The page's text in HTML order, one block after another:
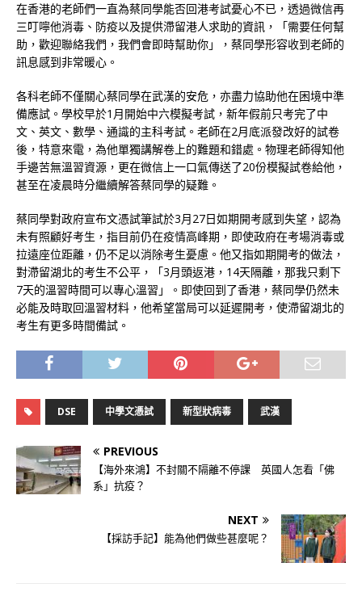
在香港的老師們一直為蔡同學能否回港考試憂心不已，透過微信再
三叮嚀他消毒、防疫以及提供滯留港人求助的資訊，「需要任何幫
助，歡迎聯絡我們，我們會即時幫助你」，蔡同學形容收到老師的
訊息感到非常暖心。
各科老師不僅關心蔡同學在武漢的安危，亦盡力協助他在困境中準
備應試。學校早於1月開始中六模擬考試，新年假前只考完了中
文、英文、數學、通識的主科考試。老師在2月底派發改好的試卷
後，特意來電，為他單獨講解卷上的難題和錯處。物理老師得知他
手邊苦無溫習資源，更在微信上一口氣傳送了20份模擬試卷給他，
甚至在凌晨時分繼續解答蔡同學的疑難。
蔡同學對政府宣布文憑試筆試於3月27日如期開考感到失望，認為
未有照顧好考生，指目前仍在疫情高峰期，即使政府在考場消毒或
拉遠座位距離，仍不足以消除考生憂慮。他又指如期開考的做法，
對滯留湖北的考生不公平，「3月頭返港，14天隔離，那我只剩下
7天的溫習時間可以專心溫習」。即使回到了香港，蔡同學仍然未
必能及時取回溫習材料，他希望當局可以延遲開考，使滯留湖北的
考生有更多時間備試。
DSE 中學文憑試 新型狀病毒 武漢
PREVIOUS
【海外來鴻】不封關不隔離不停課 英國人怎看「佛
系」抗疫？
NEXT
【採訪手記】能為他們做些甚麼呢？